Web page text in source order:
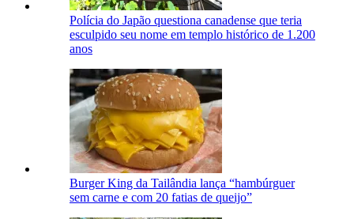
Polícia do Japão questiona canadense que teria
esculpido seu nome em templo histórico de 1.200
anos
Burger King da Tailândia lança “hambúrguer
sem carne e com 20 fatias de queijo”